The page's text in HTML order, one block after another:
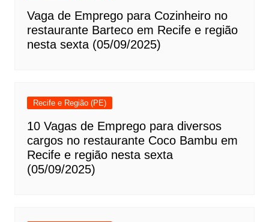
Vaga de Emprego para Cozinheiro no
restaurante Barteco em Recife e região
nesta sexta (05/09/2025)
Recife e Região (PE)
10 Vagas de Emprego para diversos
cargos no restaurante Coco Bambu em
Recife e região nesta sexta
(05/09/2025)